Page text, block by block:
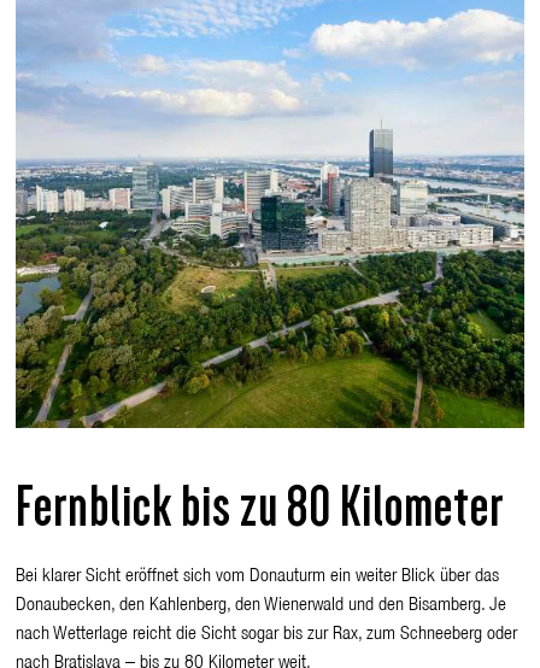
Fernblick bis zu 80 Kilometer
Bei klarer Sicht eröffnet sich vom Donauturm ein weiter Blick über das
Donaubecken, den Kahlenberg, den Wienerwald und den Bisamberg. Je
nach Wetterlage reicht die Sicht sogar bis zur Rax, zum Schneeberg oder